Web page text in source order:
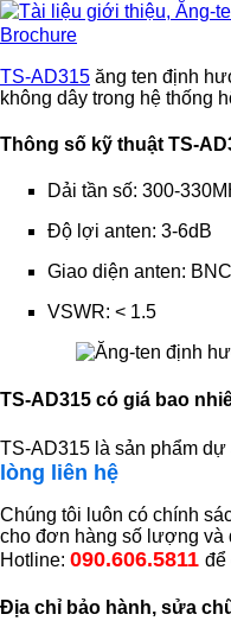
Brochure
TS-AD315 ăng ten định
không dây trong hệ thống
Thông số kỹ thuật TS-
Dải tần số: 300-
Độ lợi anten: 3-6dB
Giao diện anten:
VSWR: < 1.5
TS-AD315 có giá bao
TS-AD315 là sản phẩm
lòng liên hệ
Chúng tôi luôn có chính
cho đơn hàng số lượng và
Hotline: 090.606.5811 để
Địa chỉ bảo hành, sửa